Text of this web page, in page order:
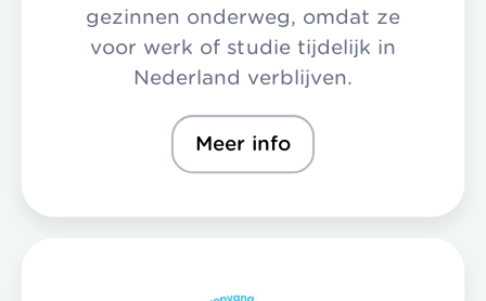
gezinnen onderweg, omdat ze
voor werk of studie tijdelijk in
Nederland verblijven.
Meer info